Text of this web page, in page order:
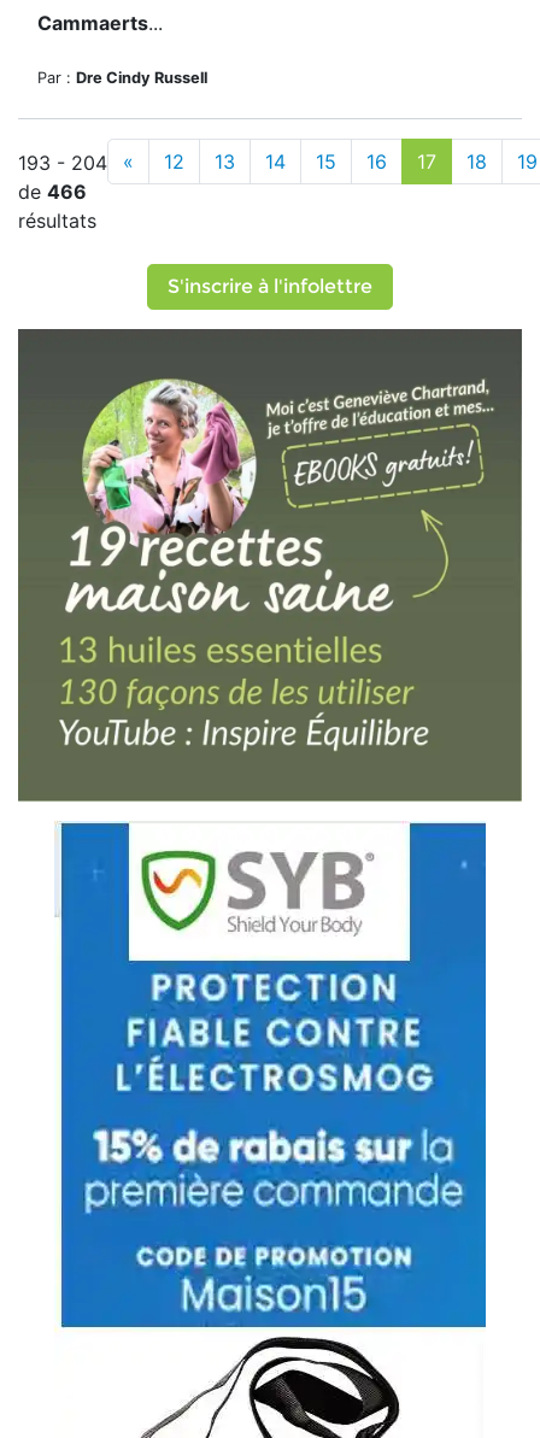
Cammaerts...
Par : Dre Cindy Russell
193 - 204
de 466
résultats
« 12 13 14 15 16 17 18 19
S'inscrire à l'infolettre